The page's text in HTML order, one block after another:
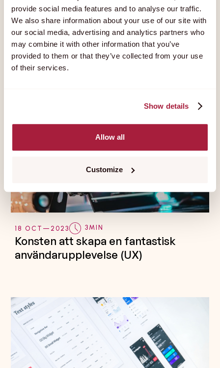
provide social media features and to analyse our traffic.
We also share information about your use of our site with
our social media, advertising and analytics partners who
may combine it with other information that you’ve
provided to them or that they’ve collected from your use
of their services.
Show details
Allow all
Customize
WordPress full site editing (FSE)
18 OCT — 2023 3MIN
Konsten att skapa en fantastisk
användarupplevelse (UX)